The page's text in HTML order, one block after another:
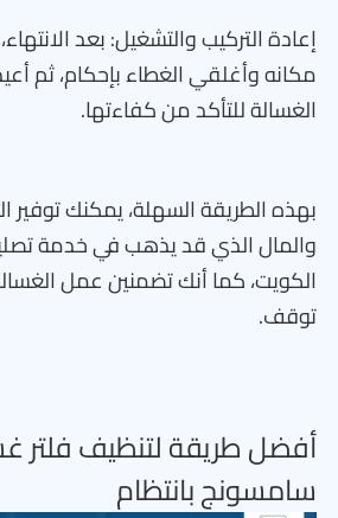
إعادة التركيب والتشغيل: بعد
مكانه وأغلقي الغطاء بإحكام، ثم
الغسالة للتأكد من كفاءتها.
بهذه الطريقة السهلة، يمكنك توفير
والمال الذي قد يذهب في خدمة
الكويت، كما أنك تضمنين عمل
توقف.
أفضل طريقة لتنظيف فلتر
سامسونج بانتظام